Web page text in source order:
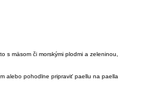
mäsom či morskými plodmi a zeleninou,
alebo pohodlne pripraviť paellu na paella